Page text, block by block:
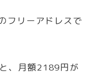
フリーアドレスで
、月額2189円が